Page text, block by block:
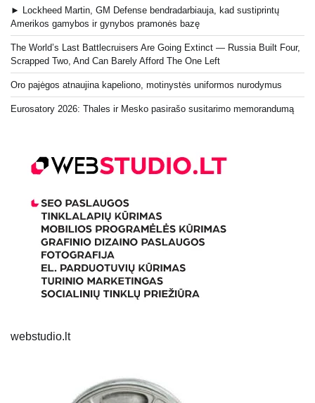
► Lockheed Martin, GM Defense bendradarbiauja, kad sustiprintų
Amerikos gamybos ir gynybos pramonės bazę
The World’s Last Battlecruisers Are Going Extinct — Russia Built Four,
Scrapped Two, And Can Barely Afford The One Left
Oro pajėgos atnaujina kapeliono, motinystės uniformos nurodymus
Eurosatory 2026: Thales ir Mesko pasirašo susitarimo memorandumą
webstudio.lt